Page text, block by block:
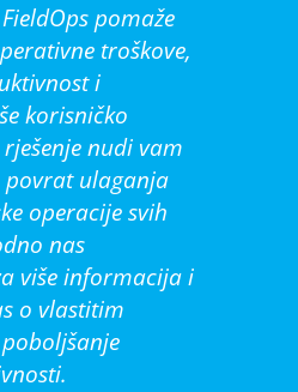
pomaže
troškove,
i
korisničko
nudi vam
ulaganja
operacije svih
nas
više informacija i
o vlastitim